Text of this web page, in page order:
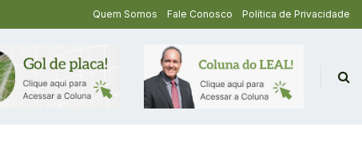
Quem Somos Fale Conosco Política de Privacidade